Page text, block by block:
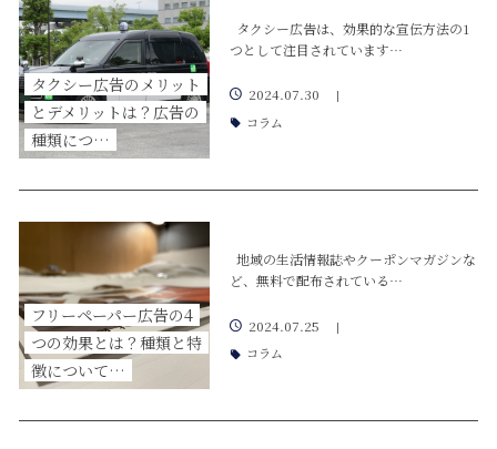
タクシー広告のメリット
とデメリットは？広告の
種類につ…
タクシー広告は、効果的な宣伝方法の1
つとして注目されています…
2024.07.30
コラム
フリーペーパー広告の4
つの効果とは？種類と特
徴について…
地域の生活情報誌やクーポンマガジンな
ど、無料で配布されている…
2024.07.25 |
コラム